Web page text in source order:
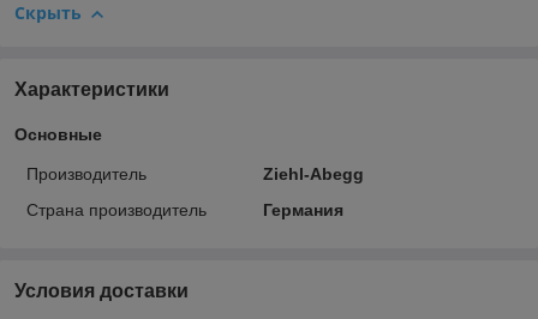
Скрыть
Характеристики
Основные
Производитель
Ziehl-Abegg
Страна производитель
Германия
Условия доставки